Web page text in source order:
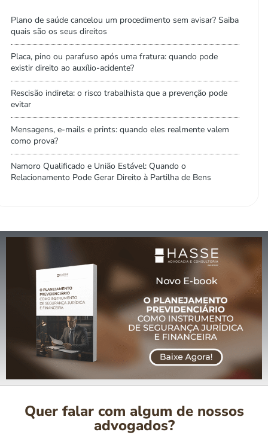
Plano de saúde cancelou um procedimento sem avisar? Saiba
quais são os seus direitos
Placa, pino ou parafuso após uma fratura: quando pode
existir direito ao auxílio-acidente?
Rescisão indireta: o risco trabalhista que a prevenção pode
evitar
Mensagens, e-mails e prints: quando eles realmente valem
como prova?
Namoro Qualificado e União Estável: Quando o
Relacionamento Pode Gerar Direito à Partilha de Bens
Quer falar com algum de nossos
advogados?